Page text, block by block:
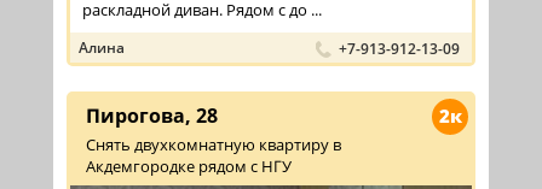
раскладной диван. Рядом с до ...
Алина +7-913-912-13-09
2к
Пирогова, 28
Снять двухкомнатную квартиру в
Акдемгородке рядом с НГУ